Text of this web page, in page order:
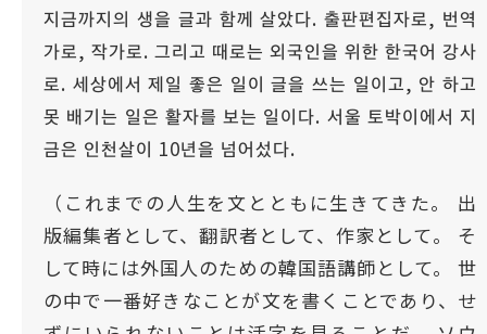
지금까지의 생을 글과 함께 살았다. 출판편집자로, 번역
가로, 작가로. 그리고 때로는 외국인을 위한 한국어 강사
로. 세상에서 제일 좋은 일이 글을 쓰는 일이고, 안 하고
못 배기는 일은 활자를 보는 일이다. 서울 토박이에서 지
금은 인천살이 10년을 넘어섰다.
（これまでの人生を文とともに生きてきた。 出
版編集者として、翻訳者として、作家として。 そ
して時には外国人のための韓国語講師として。 世
の中で一番好きなことが文を書くことであり、せ